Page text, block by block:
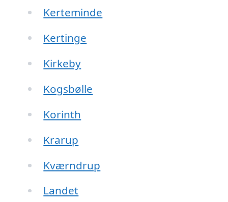
Kerteminde
Kertinge
Kirkeby
Kogsbølle
Korinth
Krarup
Kværndrup
Landet